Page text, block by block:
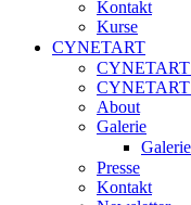
Kontakt
Kurse
CYNETART
CYNETART
CYNETART
About
Galerie
Presse
Kontakt